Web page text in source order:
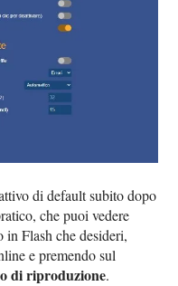
di default subito dopo
che puoi vedere
in Flash che desideri,
e premendo sul
di riproduzione.